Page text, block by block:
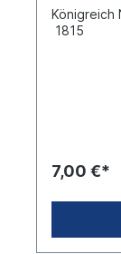
Königreich
1815
7,00 €*